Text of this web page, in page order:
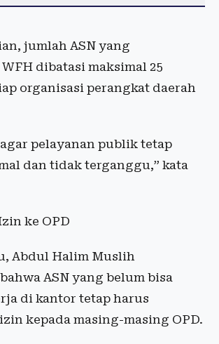
jumlah ASN yang
dibatasi maksimal 25
organisasi perangkat daerah
pelayanan publik tetap
dan tidak terganggu,” kata
ke OPD
Abdul Halim Muslih
ASN yang belum bisa
di kantor tetap harus
kepada masing-masing OPD.